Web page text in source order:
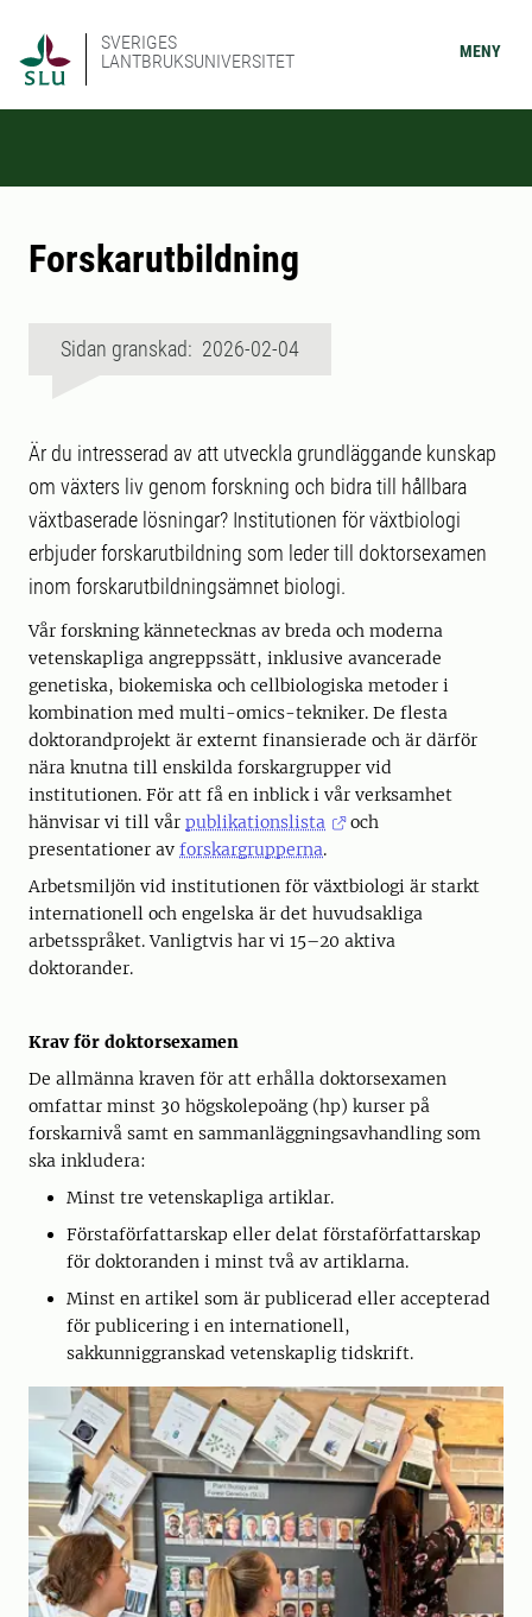
SVERIGES
LANTBRUKSUNIVERSITET
MENY
Forskarutbildning
Sidan granskad: 2026-02-04
Är du intresserad av att utveckla grundläggande kunskap
om växters liv genom forskning och bidra till hållbara
växtbaserade lösningar? Institutionen för växtbiologi
erbjuder forskarutbildning som leder till doktorsexamen
inom forskarutbildningsämnet biologi.
Vår forskning kännetecknas av breda och moderna
vetenskapliga angreppssätt, inklusive avancerade
genetiska, biokemiska och cellbiologiska metoder i
kombination med multi-omics-tekniker. De flesta
doktorandprojekt är externt finansierade och är därför
nära knutna till enskilda forskargrupper vid
institutionen. För att få en inblick i vår verksamhet
hänvisar vi till vår publikationslista
och
presentationer av forskargrupperna.
Arbetsmiljön vid institutionen för växtbiologi är starkt
internationell och engelska är det huvudsakliga
arbetsspråket. Vanligtvis har vi 15–20 aktiva
doktorander.
Krav för doktorsexamen
De allmänna kraven för att erhålla doktorsexamen
omfattar minst 30 högskolepoäng (hp) kurser på
forskarnivå samt en sammanläggningsavhandling som
ska inkludera:
Minst tre vetenskapliga artiklar.
Förstaförfattarskap eller delat förstaförfattarskap
för doktoranden i minst två av artiklarna.
Minst en artikel som är publicerad eller accepterad
för publicering i en internationell,
sakkunniggranskad vetenskaplig tidskrift.